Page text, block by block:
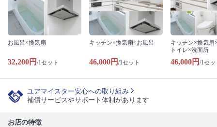
お風呂×換気扇
32,200円 /1セット
キッチン×換気扇×お風呂
46,000円 /1セット
キッチン×換気扇
トイレ×洗面所
46,000円 /1セッ
ユアマイスター安心への取り組み
補償サービスやサポート体制があります
お店の特徴